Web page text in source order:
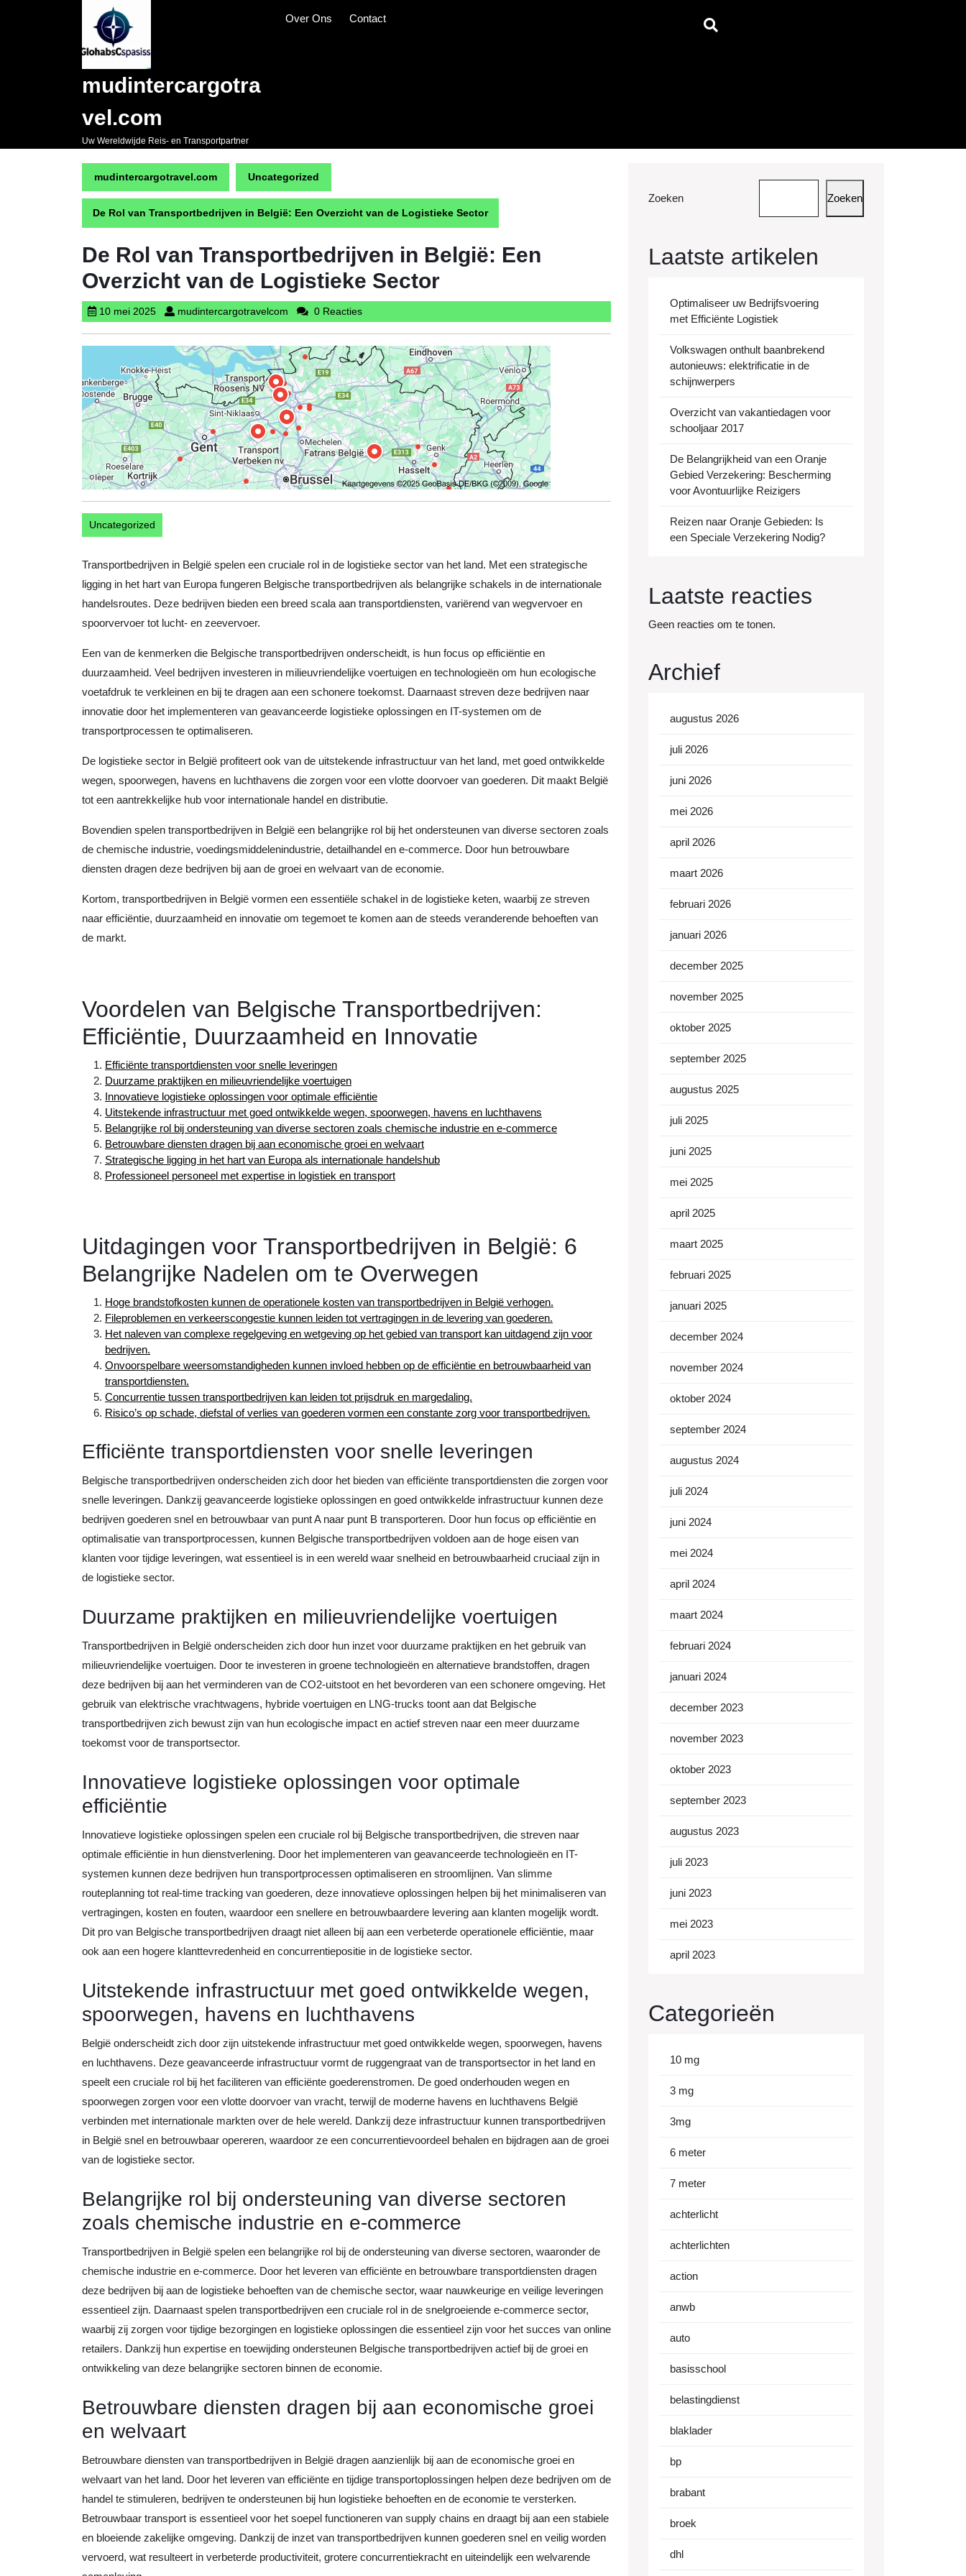
mudintercargotra
vel.com
Uw Wereldwijde Reis- en Transportpartner
Over Ons Contact
mudintercargotravel.com Uncategorized
De Rol van Transportbedrijven in België: Een Overzicht van de Logistieke Sector
De Rol van Transportbedrijven in België: Een
Overzicht van de Logistieke Sector
10 mei 202510
mei
mudintercargotravelcom mudintercargotravelcom
0 Reacties
Uncategorized
Transportbedrijven in België spelen een cruciale rol in de logistieke sector van het land. Met een strategische
ligging in het hart van Europa fungeren Belgische transportbedrijven als belangrijke schakels in de internationale
handelsroutes. Deze bedrijven bieden een breed scala aan transportdiensten, variërend van wegvervoer en
spoorvervoer tot lucht- en zeevervoer.
Een van de kenmerken die Belgische transportbedrijven onderscheidt, is hun focus op efficiëntie en
duurzaamheid. Veel bedrijven investeren in milieuvriendelijke voertuigen en technologieën om hun ecologische
voetafdruk te verkleinen en bij te dragen aan een schonere toekomst. Daarnaast streven deze bedrijven naar
innovatie door het implementeren van geavanceerde logistieke oplossingen en IT-systemen om de
transportprocessen te optimaliseren.
De logistieke sector in België profiteert ook van de uitstekende infrastructuur van het land, met goed ontwikkelde
wegen, spoorwegen, havens en luchthavens die zorgen voor een vlotte doorvoer van goederen. Dit maakt België
tot een aantrekkelijke hub voor internationale handel en distributie.
Bovendien spelen transportbedrijven in België een belangrijke rol bij het ondersteunen van diverse sectoren zoals
de chemische industrie, voedingsmiddelenindustrie, detailhandel en e-commerce. Door hun betrouwbare
diensten dragen deze bedrijven bij aan de groei en welvaart van de economie.
Kortom, transportbedrijven in België vormen een essentiële schakel in de logistieke keten, waarbij ze streven
naar efficiëntie, duurzaamheid en innovatie om tegemoet te komen aan de steeds veranderende behoeften van
de markt.
Voordelen van Belgische Transportbedrijven:
Efficiëntie, Duurzaamheid en Innovatie
Efficiënte transportdiensten voor snelle leveringen
Duurzame praktijken en milieuvriendelijke voertuigen
Innovatieve logistieke oplossingen voor optimale efficiëntie
Uitstekende infrastructuur met goed ontwikkelde wegen, spoorwegen, havens en luchthavens
Belangrijke rol bij ondersteuning van diverse sectoren zoals chemische industrie en e-commerce
Betrouwbare diensten dragen bij aan economische groei en welvaart
Strategische ligging in het hart van Europa als internationale handelshub
Professioneel personeel met expertise in logistiek en transport
Uitdagingen voor Transportbedrijven in België: 6
Belangrijke Nadelen om te Overwegen
Hoge brandstofkosten kunnen de operationele kosten van transportbedrijven in België verhogen.
Fileproblemen en verkeerscongestie kunnen leiden tot vertragingen in de levering van goederen.
Het naleven van complexe regelgeving en wetgeving op het gebied van transport kan uitdagend zijn voor
bedrijven.
Onvoorspelbare weersomstandigheden kunnen invloed hebben op de efficiëntie en betrouwbaarheid van
transportdiensten.
Concurrentie tussen transportbedrijven kan leiden tot prijsdruk en margedaling.
Risico’s op schade, diefstal of verlies van goederen vormen een constante zorg voor transportbedrijven.
Efficiënte transportdiensten voor snelle leveringen
Belgische transportbedrijven onderscheiden zich door het bieden van efficiënte transportdiensten die zorgen voor
snelle leveringen. Dankzij geavanceerde logistieke oplossingen en goed ontwikkelde infrastructuur kunnen deze
bedrijven goederen snel en betrouwbaar van punt A naar punt B transporteren. Door hun focus op efficiëntie en
optimalisatie van transportprocessen, kunnen Belgische transportbedrijven voldoen aan de hoge eisen van
klanten voor tijdige leveringen, wat essentieel is in een wereld waar snelheid en betrouwbaarheid cruciaal zijn in
de logistieke sector.
Duurzame praktijken en milieuvriendelijke voertuigen
Transportbedrijven in België onderscheiden zich door hun inzet voor duurzame praktijken en het gebruik van
milieuvriendelijke voertuigen. Door te investeren in groene technologieën en alternatieve brandstoffen, dragen
deze bedrijven bij aan het verminderen van de CO2-uitstoot en het bevorderen van een schonere omgeving. Het
gebruik van elektrische vrachtwagens, hybride voertuigen en LNG-trucks toont aan dat Belgische
transportbedrijven zich bewust zijn van hun ecologische impact en actief streven naar een meer duurzame
toekomst voor de transportsector.
Innovatieve logistieke oplossingen voor optimale
efficiëntie
Innovatieve logistieke oplossingen spelen een cruciale rol bij Belgische transportbedrijven, die streven naar
optimale efficiëntie in hun dienstverlening. Door het implementeren van geavanceerde technologieën en IT-
systemen kunnen deze bedrijven hun transportprocessen optimaliseren en stroomlijnen. Van slimme
routeplanning tot real-time tracking van goederen, deze innovatieve oplossingen helpen bij het minimaliseren van
vertragingen, kosten en fouten, waardoor een snellere en betrouwbaardere levering aan klanten mogelijk wordt.
Dit pro van Belgische transportbedrijven draagt niet alleen bij aan een verbeterde operationele efficiëntie, maar
ook aan een hogere klanttevredenheid en concurrentiepositie in de logistieke sector.
Uitstekende infrastructuur met goed ontwikkelde wegen,
spoorwegen, havens en luchthavens
België onderscheidt zich door zijn uitstekende infrastructuur met goed ontwikkelde wegen, spoorwegen, havens
en luchthavens. Deze geavanceerde infrastructuur vormt de ruggengraat van de transportsector in het land en
speelt een cruciale rol bij het faciliteren van efficiënte goederenstromen. De goed onderhouden wegen en
spoorwegen zorgen voor een vlotte doorvoer van vracht, terwijl de moderne havens en luchthavens België
verbinden met internationale markten over de hele wereld. Dankzij deze infrastructuur kunnen transportbedrijven
in België snel en betrouwbaar opereren, waardoor ze een concurrentievoordeel behalen en bijdragen aan de groei
van de logistieke sector.
Belangrijke rol bij ondersteuning van diverse sectoren
zoals chemische industrie en e-commerce
Transportbedrijven in België spelen een belangrijke rol bij de ondersteuning van diverse sectoren, waaronder de
chemische industrie en e-commerce. Door het leveren van efficiënte en betrouwbare transportdiensten dragen
deze bedrijven bij aan de logistieke behoeften van de chemische sector, waar nauwkeurige en veilige leveringen
essentieel zijn. Daarnaast spelen transportbedrijven een cruciale rol in de snelgroeiende e-commerce sector,
waarbij zij zorgen voor tijdige bezorgingen en logistieke oplossingen die essentieel zijn voor het succes van online
retailers. Dankzij hun expertise en toewijding ondersteunen Belgische transportbedrijven actief bij de groei en
ontwikkeling van deze belangrijke sectoren binnen de economie.
Betrouwbare diensten dragen bij aan economische groei
en welvaart
Betrouwbare diensten van transportbedrijven in België dragen aanzienlijk bij aan de economische groei en
welvaart van het land. Door het leveren van efficiënte en tijdige transportoplossingen helpen deze bedrijven om de
handel te stimuleren, bedrijven te ondersteunen bij hun logistieke behoeften en de economie te versterken.
Betrouwbaar transport is essentieel voor het soepel functioneren van supply chains en draagt bij aan een stabiele
en bloeiende zakelijke omgeving. Dankzij de inzet van transportbedrijven kunnen goederen snel en veilig worden
vervoerd, wat resulteert in verbeterde productiviteit, grotere concurrentiekracht en uiteindelijk een welvarende
Zoeken Zoeken
Laatste artikelen
Optimaliseer uw Bedrijfsvoering
met Efficiënte Logistiek
Volkswagen onthult baanbrekend
autonieuws: elektrificatie in de
schijnwerpers
Overzicht van vakantiedagen voor
schooljaar 2017
De Belangrijkheid van een Oranje
Gebied Verzekering: Bescherming
voor Avontuurlijke Reizigers
Reizen naar Oranje Gebieden: Is
een Speciale Verzekering Nodig?
Laatste reacties
Geen reacties om te tonen.
Archief
augustus 2026
juli 2026
juni 2026
mei 2026
april 2026
maart 2026
februari 2026
januari 2026
december 2025
november 2025
oktober 2025
september 2025
augustus 2025
juli 2025
juni 2025
mei 2025
april 2025
maart 2025
februari 2025
januari 2025
december 2024
november 2024
oktober 2024
september 2024
augustus 2024
juli 2024
juni 2024
mei 2024
april 2024
maart 2024
februari 2024
januari 2024
december 2023
november 2023
oktober 2023
september 2023
augustus 2023
juli 2023
juni 2023
mei 2023
april 2023
Categorieën
10 mg
3 mg
3mg
6 meter
7 meter
achterlicht
achterlichten
action
anwb
auto
basisschool
belastingdienst
blaklader
bp
brabant
broek
dhl